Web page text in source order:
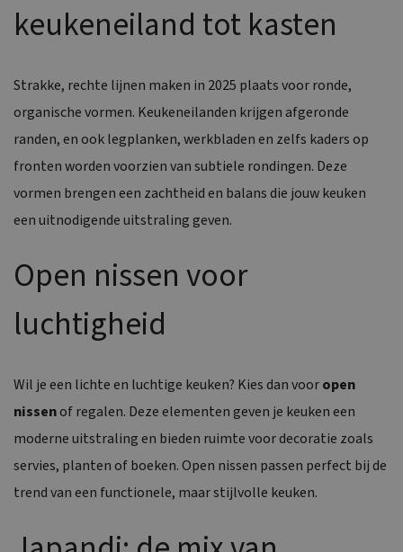
keukeneiland tot kasten
Strakke, rechte lijnen maken in 2025 plaats voor ronde,
organische vormen. Keukeneilanden krijgen afgeronde
randen, en ook legplanken, werkbladen en zelfs kaders op
fronten worden voorzien van subtiele rondingen. Deze
vormen brengen een zachtheid en balans die jouw keuken
een uitnodigende uitstraling geven.
Open nissen voor
luchtigheid
Wil je een lichte en luchtige keuken? Kies dan vooropen
nissenof regalen. Deze elementen geven je keuken een
moderne uitstraling en bieden ruimte voor decoratie zoals
servies, planten of boeken. Open nissen passen perfect bij de
trend van een functionele, maar stijlvolle keuken.